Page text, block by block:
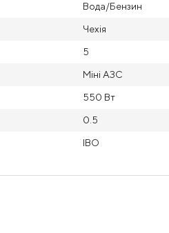
Вода/Бензин
Чехія
5
Міні АЗС
550 Вт
0.5
IBO